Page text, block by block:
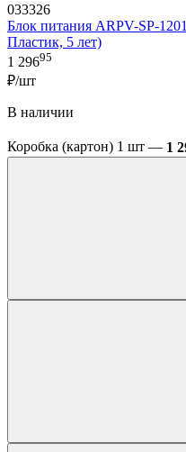
033326
Блок питания ARPV-SP-
Пластик, 5 лет)
1 29695
₽/шт
В наличии
Коробка (картон) 1 шт — 1